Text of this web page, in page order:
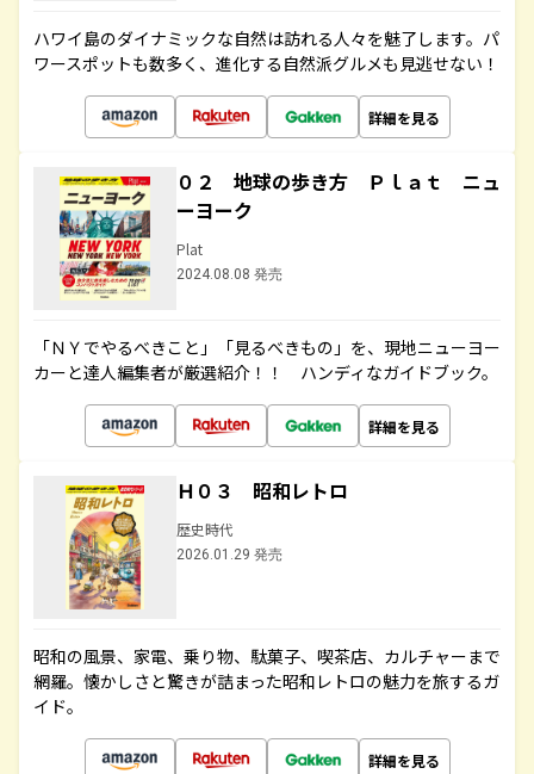
ハワイ島のダイナミックな自然は訪れる人々を魅了します。パ
ワースポットも数多く、進化する自然派グルメも見逃せない！
詳細を見る
０２ 地球の歩き方 Ｐｌａｔ ニュ
ーヨーク
Plat
2024.08.08 発売
「ＮＹでやるべきこと」「見るべきもの」を、現地ニューヨー
カーと達人編集者が厳選紹介！！ ハンディなガイドブック。
詳細を見る
Ｈ０３ 昭和レトロ
歴史時代
2026.01.29 発売
昭和の風景、家電、乗り物、駄菓子、喫茶店、カルチャーまで
網羅。懐かしさと驚きが詰まった昭和レトロの魅力を旅するガ
イド。
詳細を見る